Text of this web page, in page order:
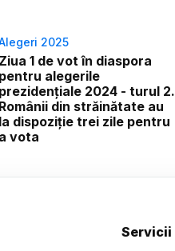
2025
Ziua 1 de vot în diaspora
pentru alegerile
prezidențiale 2024 - turul 2.
Românii din străinătate au
la dispoziție trei zile pentru
a vota
Servicii